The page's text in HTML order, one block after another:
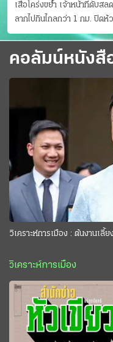
เสือโคร่งขย้ำ เจ้าหน้าที่ดับสลด
ลากไปกินไกลกว่า 1 กม. ปิดห้
ขาแข้งชั่วคราว
คอลัมน์หนังสื
วิเคราะห์การเมือง : ต้นงานเลี้
วิเคราะห์การเมือง